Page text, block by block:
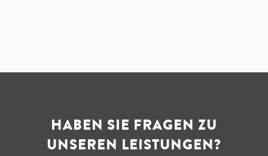
HABEN SIE FRAGEN ZU
UNSEREN LEISTUNGEN?